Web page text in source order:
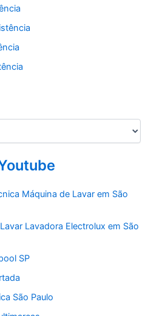
Máquina de Lavar em São
Lavadora Electrolux em São
SP
São Paulo